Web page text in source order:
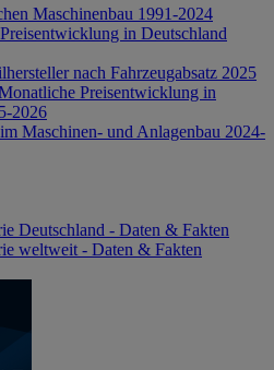
Maschinenbau 1991-2024
in Deutschland
nach Fahrzeugabsatz 2025
Preisentwicklung in
2026
Maschinen- und Anlagenbau 2024-
Deutschland - Daten & Fakten
weltweit - Daten & Fakten